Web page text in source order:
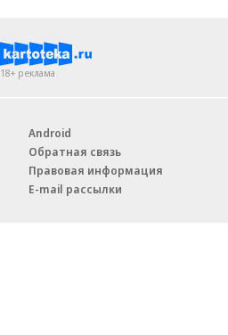
18+ реклама
Android
Обратная связь
Правовая информация
E-mail рассылки